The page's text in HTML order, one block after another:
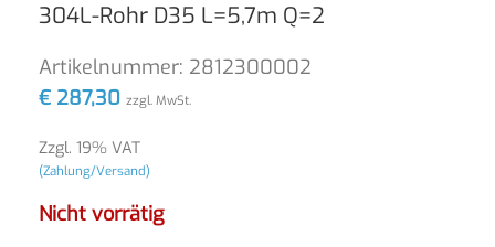
304L-Rohr D35 L=5,7m Q=2
Artikelnummer: 2812300002
€ 287,30 zzgl. MwSt.
Zzgl. 19% VAT
(Zahlung/Versand)
Nicht vorrätig